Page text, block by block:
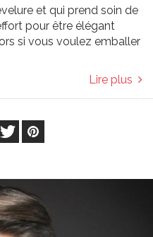
et qui prend soin de
pour être élégant
si vous voulez emballer
Lire plus